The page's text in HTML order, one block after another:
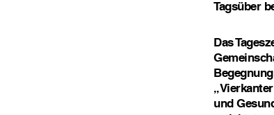
Tagsüber
Das
und